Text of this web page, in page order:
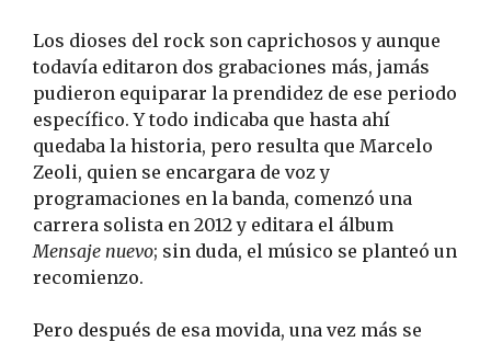
Los dioses del rock son caprichosos y aunque
todavía editaron dos grabaciones más, jamás
pudieron equiparar la prendidez de ese periodo
específico. Y todo indicaba que hasta ahí
quedaba la historia, pero resulta que Marcelo
Zeoli, quien se encargara de voz y
programaciones en la banda, comenzó una
carrera solista en 2012 y editara el álbum
Mensaje nuevo; sin duda, el músico se planteó un
recomienzo.
Pero después de esa movida, una vez más se